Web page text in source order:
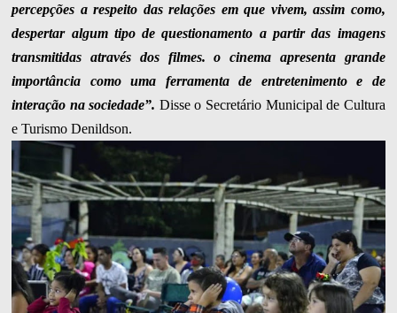
percepções a respeito das relações em que vivem, assim como,
despertar algum tipo de questionamento a partir das imagens
transmitidas através dos filmes. o cinema apresenta grande
importância como uma ferramenta de entretenimento e de
interação na sociedade”. Disse o Secretário Municipal de Cultura
e Turismo Denildson.